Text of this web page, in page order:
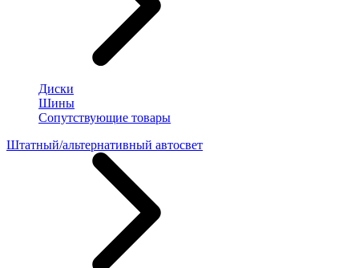
Диски
Шины
Сопутствующие товары
Штатный/альтернативный автосвет